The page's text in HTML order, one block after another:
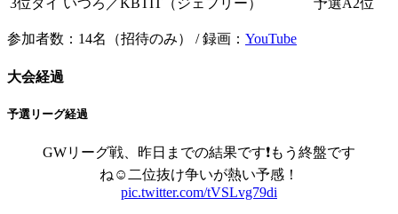
3位タイ いつろ／KBTIT（ジェフリー） 予選A2位
参加者数：14名（招待のみ） / 録画： YouTube
大会経過
予選リーグ経過
GWリーグ戦、昨日までの結果です❗もう終盤です
ね☺️二位抜け争いが熱い予感！
pic.twitter.com/tVSLvg79di